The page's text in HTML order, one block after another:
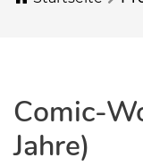
Comic-
Jahre)